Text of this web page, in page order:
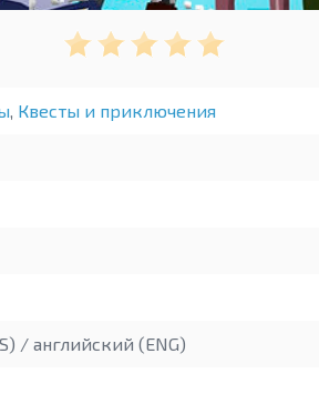
, Квесты и приключения
/ английский (ENG)